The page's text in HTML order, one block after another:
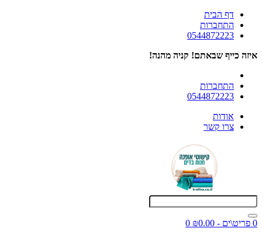
דף הבית
התחברות
0544872223
איזה כייף שבאתם! קניה מהנה!
התחברות
0544872223
אודות
צרו קשר
0 פריט\ים - ₪0.00
0